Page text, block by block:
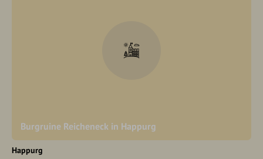
Burgruine Reicheneck in Happurg
Happurg